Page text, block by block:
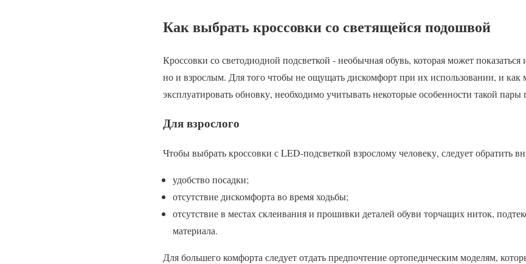
Как выбрать кроссовки со светящейся подошвой
Кроссовки со светодиодной подсветкой ­- необычная обувь, которая может показаться
но и взрослым. Для того чтобы не ощущать дискомфорт при их использовании, и
эксплуатировать обновку, необходимо учитывать некоторые особенности такой
Для взрослого
Чтобы выбрать кроссовки с LED-подсветкой взрослому человеку, следует обратить
удобство посадки;
отсутствие дискомфорта во время ходьбы;
отсутствие в местах склеивания и прошивки деталей обуви торчащих ниток,
материала.
Для большего комфорта следует отдать предпочтение ортопедическим моделям,